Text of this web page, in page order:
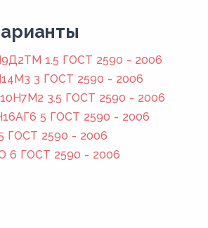
1.5 ГОСТ 2590 - 2006
3 ГОСТ 2590 - 2006
3.5 ГОСТ 2590 - 2006
5 ГОСТ 2590 - 2006
ГОСТ 2590 - 2006
6 ГОСТ 2590 - 2006